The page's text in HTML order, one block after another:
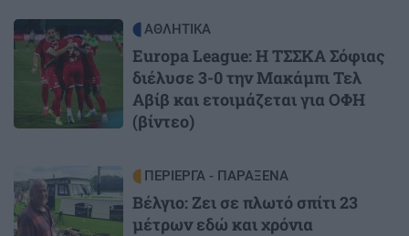
Image ΑΘΛΗΤΙΚΑ
Europa League: Η ΤΣΣΚΑ Σόφιας
διέλυσε 3-0 την Μακάμπι Τελ
Αβίβ και ετοιμάζεται για ΟΦΗ
(βίντεο)
Image ΠΕΡΙΕΡΓΑ - ΠΑΡΑΞΕΝΑ
Βέλγιο: Ζει σε πλωτό σπίτι 23
μέτρων εδώ και χρόνια